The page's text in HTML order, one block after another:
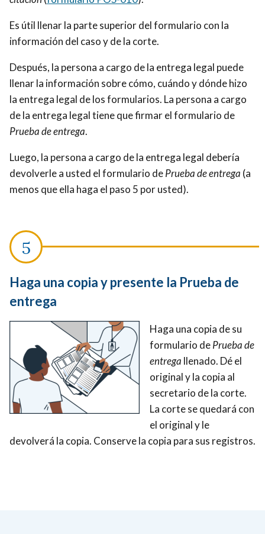
Es útil llenar la parte superior del formulario con la
información del caso y de la corte.
Después, la persona a cargo de la entrega legal puede
llenar la información sobre cómo, cuándo y dónde hizo
la entrega legal de los formularios. La persona a cargo
de la entrega legal tiene que firmar el formulario de
Prueba de entrega.
Luego, la persona a cargo de la entrega legal debería
devolverle a usted el formulario dePrueba de entrega (a
menos que ella haga el paso 5 por usted).
Haga una copia y presente la Prueba de
entrega
Haga una copia de su
formulario dePrueba de
entrega llenado. Dé el
original y la copia al
secretario de la corte.
La corte se quedará con
el original y le
devolverá la copia. Conserve la copia para sus registros.